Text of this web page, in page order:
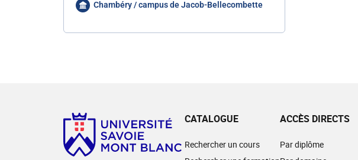
Chambéry / campus de Jacob-Bellecombette
CATALOGUE
Rechercher un cours
ACCÈS DIRECTS
Par diplôme